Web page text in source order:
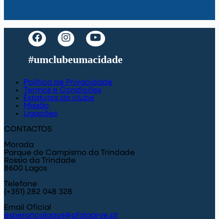
#umclubeumacidade
Política de Privacidade
Termos e Condições
Estatutos do clube
Missão
Ligações
CONTACTOS
Morada
Parque de Campismo da Trindade
Rossio da Trindade
8600 Lagos
Telefone
(+351) 282 048 328
Email Oficial
esperancalagos@afalgarve.pt